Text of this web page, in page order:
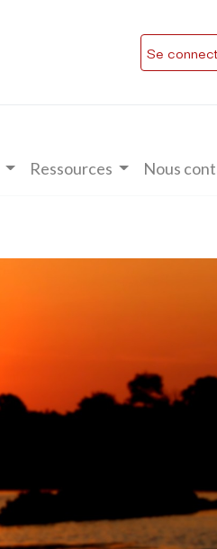
Se
Ressources Nous